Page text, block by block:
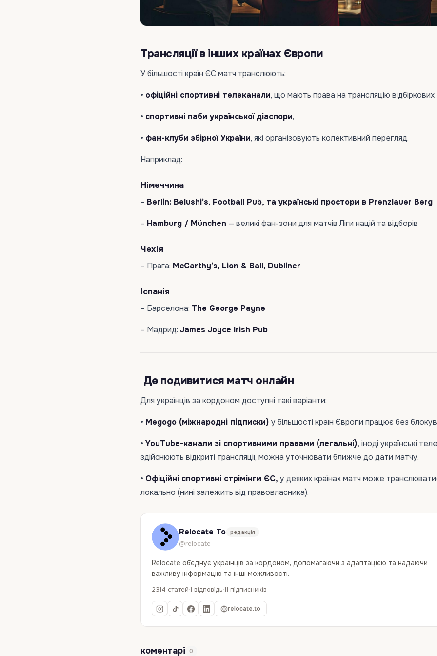
Трансляції в інших країнах Європи
У більшості країн ЄС матч транслюють:
• офіційні спортивні телеканали, що мають права на трансляцію відбіркових
• спортивні паби української діаспори,
• фан-клуби збірної України, які організовують колективний перегляд.
Наприклад:
Німеччина
– Berlin: Belushi’s, Football Pub, та українські простори в Prenzlauer Berg
– Hamburg / München — великі фан-зони для матчів Ліги націй та відборів
Чехія
– Прага: McCarthy’s, Lion & Ball, Dubliner
Іспанія
– Барселона: The George Payne
– Мадрид: James Joyce Irish Pub
Де подивитися матч онлайн
Для українців за кордоном доступні такі варіанти:
• Megogo (міжнародні підписки) у більшості країн Європи працює без
• YouTube-канали зі спортивними правами (легальні), іноді українські
здійснюють відкриті трансляції, можна уточнювати ближче до дати матчу.
• Офіційні спортивні стрімінги ЄС, у деяких країнах матч може
локально (нині залежить від правовласника).
Relocate To редакція
@relocate
Relocate об`єднує українців за кордоном, допомагаючи з адаптацією та надаючи
важливу інформацію та інші можливості.
2314 статей 1 відповідь 11 підписників
relocate.to
коментарі 0